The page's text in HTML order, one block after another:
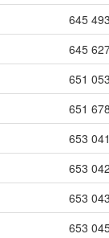
645
645
651
651
653
653
653
653